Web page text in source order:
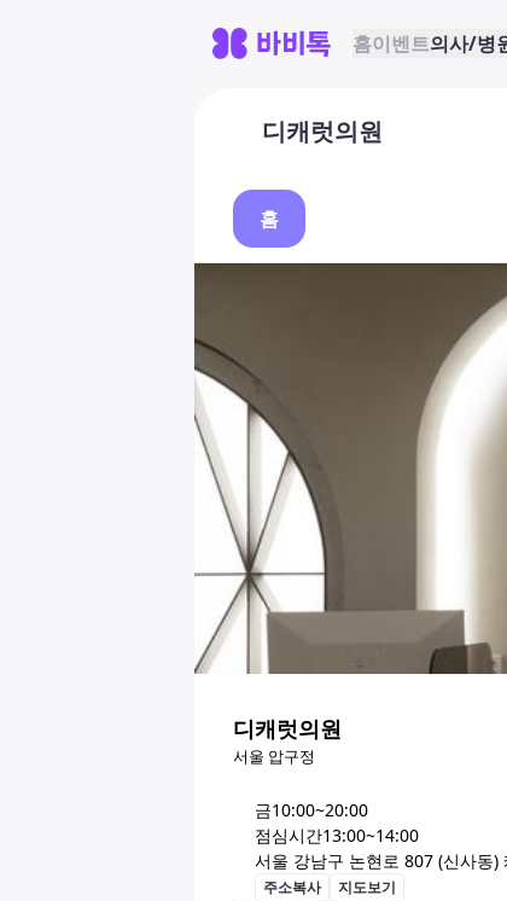
홈이벤트의사/병
디캐럿의원
홈
디캐럿의원
서울 압구정
금10:00~20:00
점심시간13:00~14:00
서울 강남구 논현로 807 (신사동)
주소복사 지도보기